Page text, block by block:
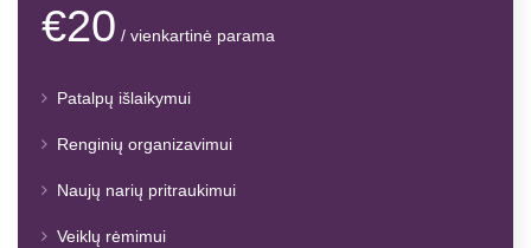
€20 / vienkartinė parama
Patalpų išlaikymui
Renginių organizavimui
Naujų narių pritraukimui
Veiklų rėmimui